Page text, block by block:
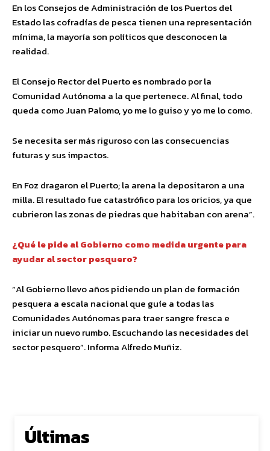
En los Consejos de Administración de los Puertos del
Estado las cofradías de pesca tienen una representación
mínima, la mayoría son políticos que desconocen la
realidad.
El Consejo Rector del Puerto es nombrado por la
Comunidad Autónoma a la que pertenece. Al final, todo
queda como Juan Palomo, yo me lo guiso y yo me lo como.
Se necesita ser más riguroso con las consecuencias
futuras y sus impactos.
En Foz dragaron el Puerto; la arena la depositaron a una
milla. El resultado fue catastrófico para los oricios, ya que
cubrieron las zonas de piedras que habitaban con arena”.
¿Qué le pide al Gobierno como medida urgente para
ayudar al sector pesquero?
“Al Gobierno llevo años pidiendo un plan de formación
pesquera a escala nacional que guíe a todas las
Comunidades Autónomas para traer sangre fresca e
iniciar un nuevo rumbo. Escuchando las necesidades del
sector pesquero”. Informa Alfredo Muñiz.
Últimas